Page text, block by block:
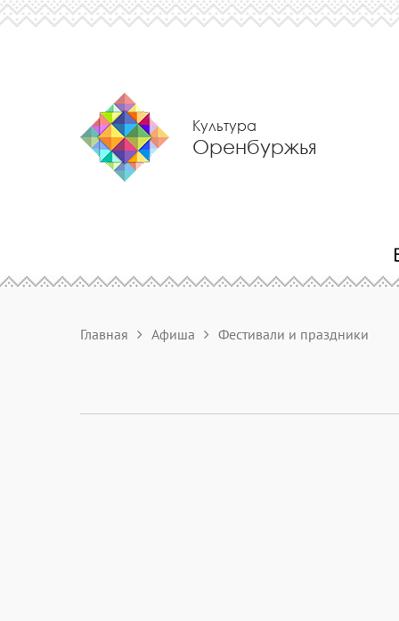
Культура
Оренбуржья
Главная Афиша Фестивали и праздники